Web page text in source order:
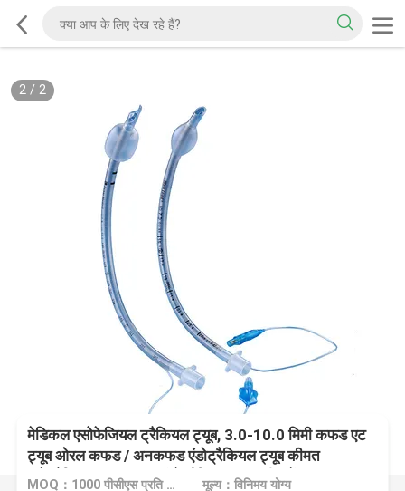
2/ 2
मेडिकल एसोफेजियल ट्रैकियल ट्यूब, 3.0-10.0 मिमी कफड एट
ट्यूब ओरल कफड / अनकफड एंडोट्रैकियल ट्यूब कीमत
एंडोट्रैकियल ट्यूब कफड एंडोट्रैकियल ट्यूब चीन में कारखाना
MOQ：1000 पीसीएस प्रति आकार मूल्य：विनिमय योग्य